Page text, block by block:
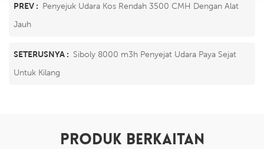
PREV : Penyejuk Udara Kos Rendah 3500 CMH Dengan Alat
Jauh
SETERUSNYA : Siboly 8000 m3h Penyejat Udara Paya Sejat
Untuk Kilang
PRODUK BERKAITAN